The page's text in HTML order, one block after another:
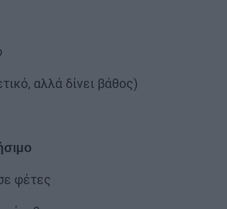
αλλά δίνει βάθος)
φέτες